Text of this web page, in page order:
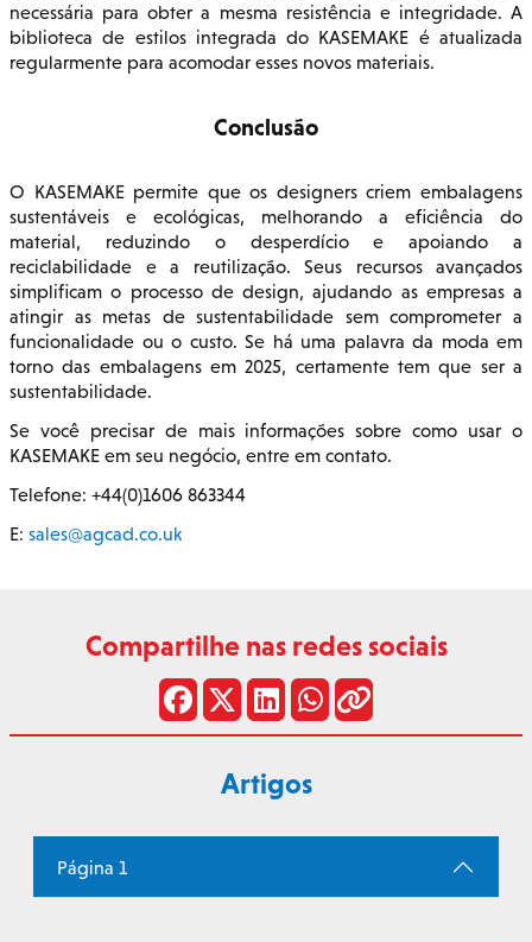
necessária para obter a mesma resistência e integridade. A
biblioteca de estilos integrada do KASEMAKE é atualizada
regularmente para acomodar esses novos materiais.
Conclusão
O KASEMAKE permite que os designers criem embalagens
sustentáveis e ecológicas, melhorando a eficiência do
material, reduzindo o desperdício e apoiando a
reciclabilidade e a reutilização. Seus recursos avançados
simplificam o processo de design, ajudando as empresas a
atingir as metas de sustentabilidade sem comprometer a
funcionalidade ou o custo. Se há uma palavra da moda em
torno das embalagens em 2025, certamente tem que ser a
sustentabilidade.
Se você precisar de mais informações sobre como usar o
KASEMAKE em seu negócio, entre em contato.
Telefone: +44(0)1606 863344
E: sales@agcad.co.uk
Compartilhe nas redes sociais
Artigos
Página 1